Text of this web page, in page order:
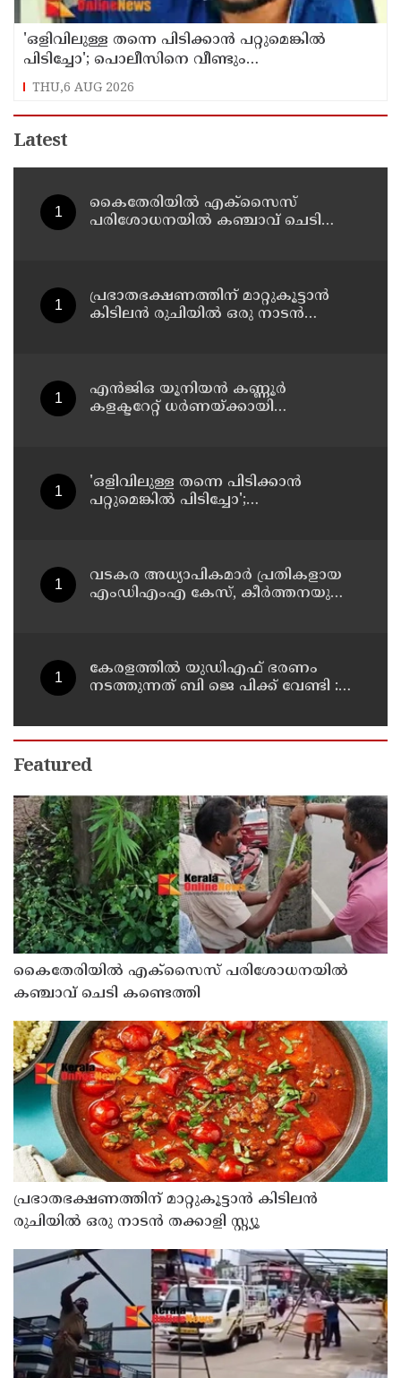
'ഒളിവിലുള്ള തന്നെ പിടിക്കാൻ പറ്റുമെങ്കിൽ
പിടിച്ചോ'; പൊലീസിനെ വീണ്ടും
വെല്ലുവിളിച്ച് അർജുൻ ആയങ്കി
THU,6 AUG 2026
Latest
കൈതേരിയിൽ എക്സൈസ്
പരിശോധനയിൽ കഞ്ചാവ് ചെടി
പ്രഭാതഭക്ഷണത്തിന് മാറ്റുകൂട്ടാൻ
കിടിലൻ രുചിയിൽ ഒരു നാടൻ
എൻജിഒ യൂനിയൻ കണ്ണൂർ
കളക്ടറേറ്റ് ധർണയ്ക്കായി
'ഒളിവിലുള്ള തന്നെ പിടിക്കാൻ
പറ്റുമെങ്കിൽ പിടിച്ചോ';
വടകര അധ്യാപികമാർ പ്രതികളായ
എംഡിഎംഎ കേസ്, കീർത്തനയുടെ
കേരളത്തിൽ യുഡിഎഫ് ഭരണം
നടത്തുന്നത് ബി ജെ പിക്ക് വേണ്ടി :പി
Featured
കൈതേരിയിൽ എക്സൈസ് പരിശോധനയിൽ
കഞ്ചാവ് ചെടി കണ്ടെത്തി
പ്രഭാതഭക്ഷണത്തിന് മാറ്റുകൂട്ടാൻ കിടിലൻ
രുചിയിൽ ഒരു നാടൻ തക്കാളി സ്റ്റ്യൂ